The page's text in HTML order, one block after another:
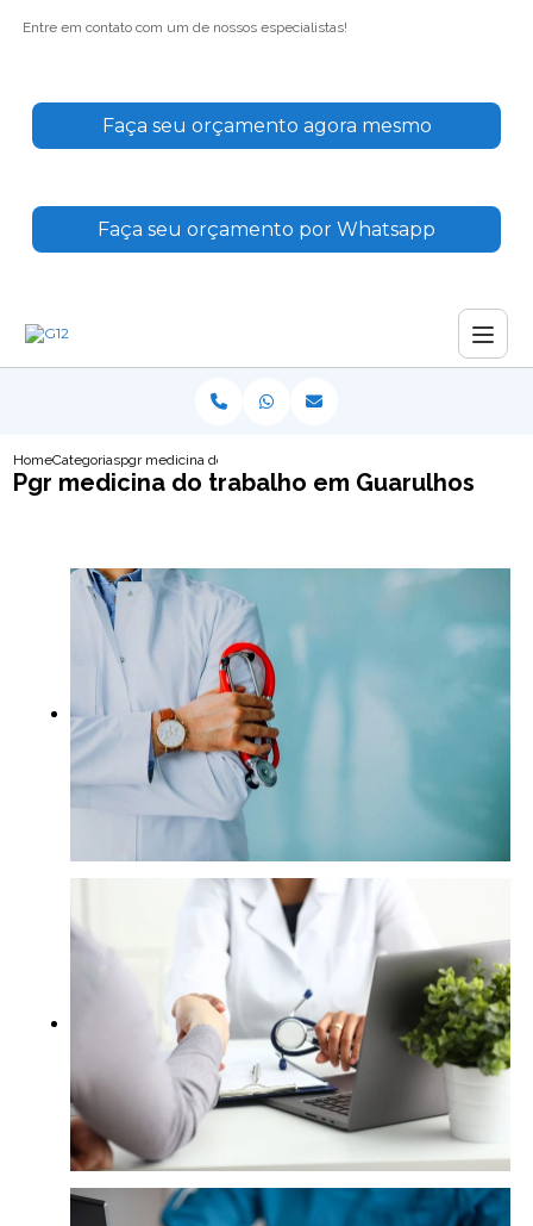
Entre em contato com um de nossos especialistas!
Faça seu orçamento agora mesmo
Faça seu orçamento por Whatsapp
HomeCategoriaspgr medicina do trabalho guarulhos
Pgr medicina do trabalho em Guarulhos